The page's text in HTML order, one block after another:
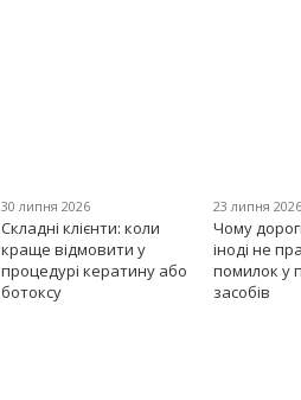
30 липня 2026
Складні клієнти: коли
краще відмовити у
процедурі кератину або
ботоксу
23 липня
Чому
іноді не
помилок у
засобів